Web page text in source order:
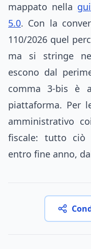
mappato nella
5.0. Con la
110/2026 quel
ma si stringe
escono dal
comma 3-bis è
piattaforma. Per
amministrativo
fiscale: tutto ciò
entro fine anno,